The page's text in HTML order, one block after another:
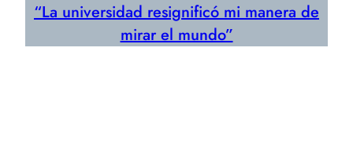
“La universidad resignificó mi manera de
mirar el mundo”